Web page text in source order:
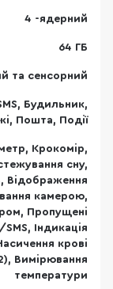
4 -ядерний
64 ГБ
та сенсорний
Будильник,
Пошта, Події
Крокомір,
сну,
Відображення
камерою,
Пропущені
Індикація
крові
Вимірювання
температури